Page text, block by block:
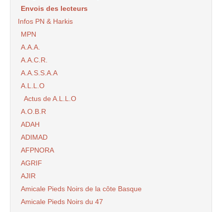
Envois des lecteurs
Infos PN & Harkis
MPN
A.A.A.
A.A.C.R.
A.A.S.S.A.A
A.L.L.O
Actus de A.L.L.O
A.O.B.R
ADAH
ADIMAD
AFPNORA
AGRIF
AJIR
Amicale Pieds Noirs de la côte Basque
Amicale Pieds Noirs du 47